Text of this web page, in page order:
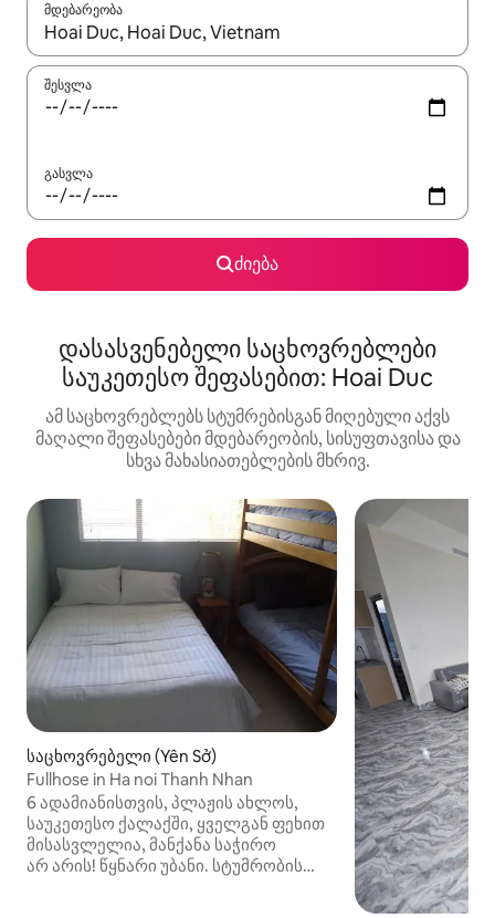
მდებარეობა
როცა შედეგები ხელმისაწვდომი გახდება, ნავიგაციისთვის
შესვლა
გასვლა
ძიება
დასასვენებელი საცხოვრებლები
საუკეთესო შეფასებით: Hoai Duc
ამ საცხოვრებლებს სტუმრებისგან მიღებული აქვს
მაღალი შეფასებები მდებარეობის, სისუფთავისა და
სხვა მახასიათებლების მხრივ.
საცხოვრებელი (Yên Sở)
Fullhose in Ha noi Thanh Nhan
6 ადამიანისთვის, პლაჟის ახლოს,
საუკეთესო ქალაქში, ყველგან ფეხით
მისასვლელია, მანქანა საჭირო
არ არის! წყნარი უბანი. სტუმრობის